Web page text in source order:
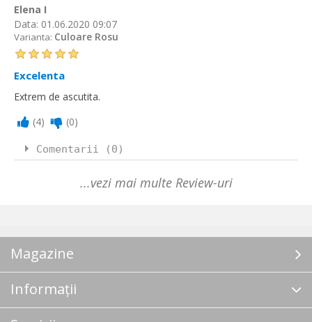
Elena I
Data: 01.06.2020 09:07
Varianta: Culoare Rosu
Excelenta
Extrem de ascutita.
(4) (0)
Comentarii (0)
...vezi mai multe Review-uri
Magazine
Informații